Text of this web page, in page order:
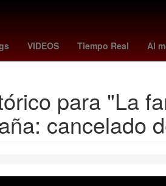
VIDEOS Tiempo Real Al
27 de marzo 2024 Gobierno
para "La
cancelado